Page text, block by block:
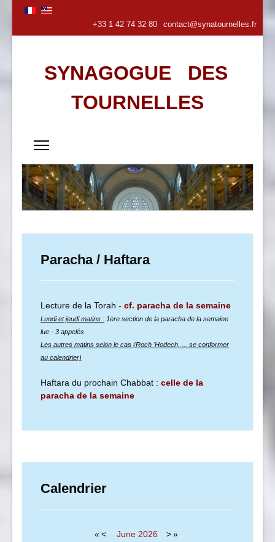
+33 1 42 74 32 80 contact@synatournelles.fr
SYNAGOGUE DES
TOURNELLES
Paracha / Haftara
Lecture de la Torah - cf. paracha de la semaine
Lundi et jeudi matins : 1ère section de la paracha de la semaine
lue - 3 appelés
Les autres matins selon le cas (Roch 'Hodech, ... se conformer
au calendrier)
Haftara du prochain Chabbat : celle de la
paracha de la semaine
Calendrier
« < June 2026 >»